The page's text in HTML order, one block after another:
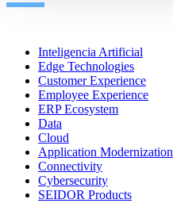
Inteligencia Artificial
Edge Technologies
Customer Experience
Employee Experience
ERP Ecosystem
Data
Cloud
Application Modernization
Connectivity
Cybersecurity
SEIDOR Products